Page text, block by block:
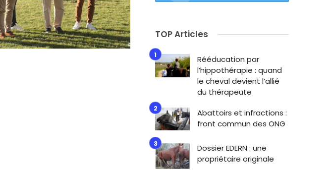
TOP Articles
Rééducation par
l’hippothérapie : quand
le cheval devient l’allié
du thérapeute
Abattoirs et infractions :
front commun des ONG
Dossier EDERN : une
propriétaire originale